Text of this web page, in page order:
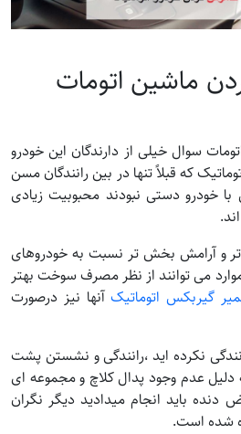
ماشین اتومات
سوال خیلی از دارندگان این خودرو
که قبلاً تنها در بین رانندگان مسن
با خودرو دستی نبودند محبوبیت زیادی
تر و آرامش بخش تر نسبت به خودروهای
می توانند از نظر مصرف سوخت بهتر
گیربکس اتوماتیکآنها نیز درصورت
نکرده اید ،رانندگی و نشستن پشت
عدم وجود پدال کلاچ و مجموعه ای
دنده باید انجام میدادید دیگر نگران
شده است.